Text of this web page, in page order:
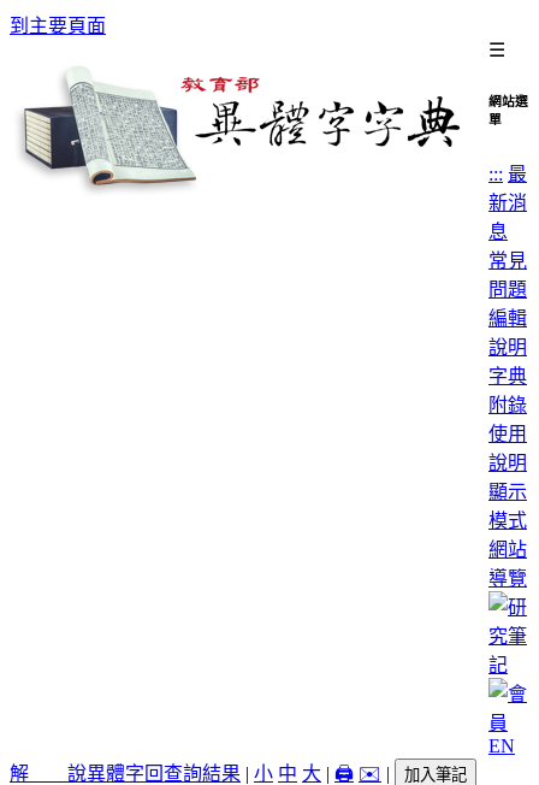
到主要頁面
☰
網站選
單
::: 最
新消
息
常見
問題
編輯
說明
字典
附錄
使用
說明
顯示
模式
網站
導覽
EN
解 說異體字回查詢結果 | 小 中 大 | 🖨️ ✉️ | 加入筆記